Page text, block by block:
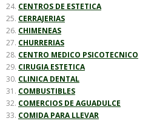
CENTROS DE ESTETICA
CERRAJERIAS
CHIMENEAS
CHURRERIAS
CENTRO MEDICO PSICOTECNICO
CIRUGIA ESTETICA
CLINICA DENTAL
COMBUSTIBLES
COMERCIOS DE AGUADULCE
COMIDA PARA LLEVAR